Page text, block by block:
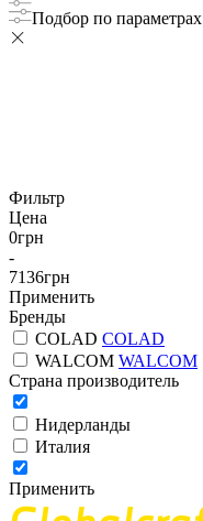
Подбор по параметрах
Фильтр
Цена
0грн
-
7136грн
Применить
Бренды
COLAD COLAD
WALCOM WALCOM
Страна производитель
Нидерланды
Италия
Применить